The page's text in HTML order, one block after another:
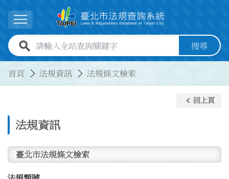
展開選單
全站查詢關鍵字欄位 搜尋
首頁 法規資訊 法規條文檢索
法規資訊
keyboard_arrow_left 回上頁
臺北市法規條文檢索